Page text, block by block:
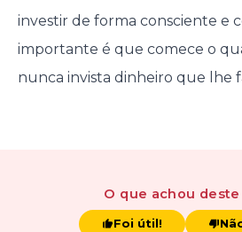
investir de forma consciente e
importante é que comece o
nunca invista dinheiro que lhe
O que achou
Foi útil!